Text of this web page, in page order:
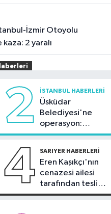
2 yaralı
alevler tarım arazisine
finalde
2 İSTANBUL HABERLERI
Üsküdar
Belediyesi'ne
operasyon:
Sinem Dedetaş'a
4 SARIYER HABERLERI
Eren Kaşıkçı'nın
cenazesi ailesi
tarafından teslim
alındı